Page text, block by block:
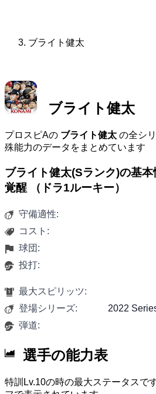
ブライト健太
ブライト健太
プロスピAの ブライト健太 の全シ
殊能力のデータをまとめています
ブライト健太(Sランク)の基
覚醒 （ドラ1ルーキー）
守備適性:
コスト:
球団:
投打:
最大スピリッツ:
登場シリーズ:
2022
弾道:
選手の能力表
特訓Lv.10の時の最大ステータスで